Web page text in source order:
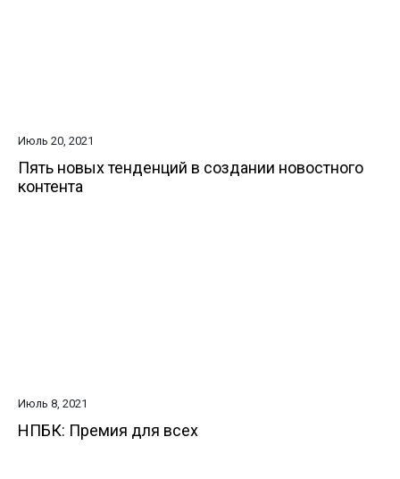
Июль 20, 2021
Пять новых тенденций в создании новостного
контента
Июль 8, 2021
НПБК: Премия для всех